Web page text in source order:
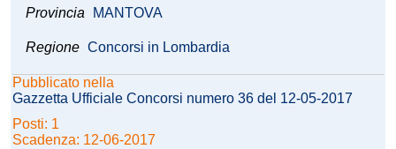
Provincia MANTOVA
Regione Concorsi in Lombardia
Pubblicato nella
Gazzetta Ufficiale Concorsi numero 36 del 12-05-2017
Posti: 1
Scadenza: 12-06-2017